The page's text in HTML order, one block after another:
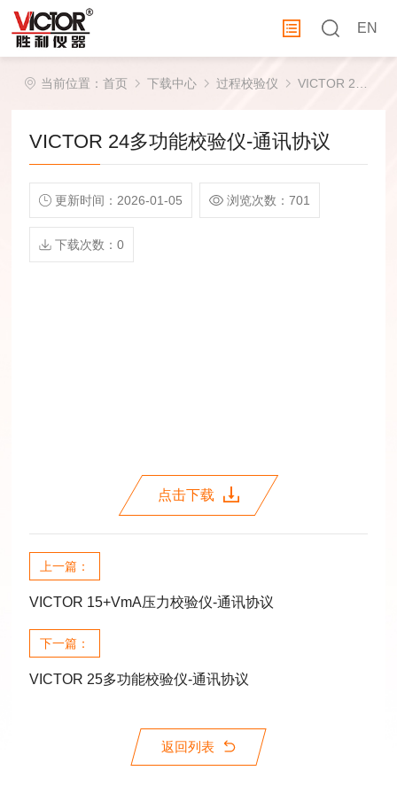
EN
当前位置：首页 下载中心 过程校验仪 VICTOR 24多功能校验仪-通讯协议
VICTOR 24多功能校验仪-通讯协议
更新时间：2026-01-05 浏览次数：701
下载次数：0
点击下载
上一篇：
VICTOR 15+VmA压力校验仪-通讯协议
下一篇：
VICTOR 25多功能校验仪-通讯协议
返回列表